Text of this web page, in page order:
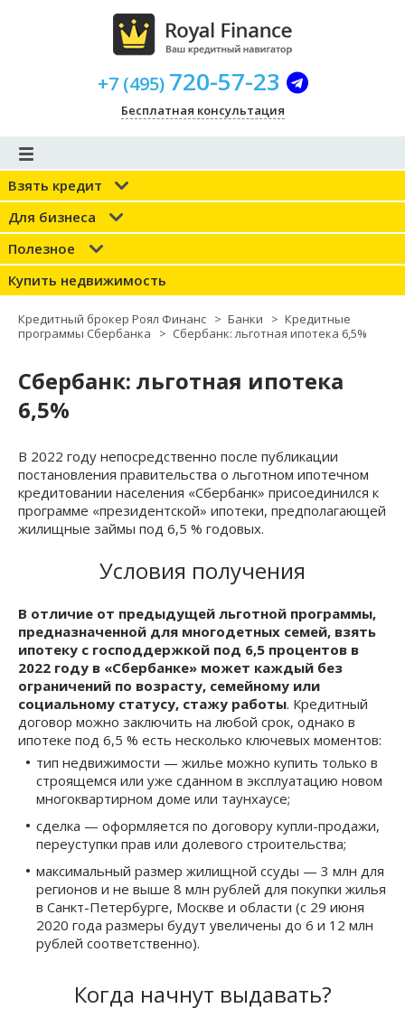
+7(495) 720-57-23
Бесплатная консультация
Взять кредит
Для бизнеса
Полезное
Купить недвижимость
Кредитный брокер Роял Финанс > Банки > Кредитные
программы Сбербанка
> Сбербанк: льготная ипотека 6,5%
Сбербанк: льготная ипотека
6,5%
В 2022 году непосредственно после публикации
постановления правительства о льготном ипотечном
кредитовании населения «Сбербанк» присоединился к
программе «президентской» ипотеки, предполагающей
жилищные займы под 6,5 % годовых.
Условия получения
В отличие от предыдущей льготной программы,
предназначенной для многодетных семей, взять
ипотеку с господдержкой под 6,5 процентов в
2022 году в «Сбербанке» может каждый без
ограничений по возрасту, семейному или
социальному статусу, стажу работы. Кредитный
договор можно заключить на любой срок, однако в
ипотеке под 6,5 % есть несколько ключевых моментов:
тип недвижимости — жилье можно купить только в
строящемся или уже сданном в эксплуатацию новом
многоквартирном доме или таунхаусе;
сделка — оформляется по договору купли-продажи,
переуступки прав или долевого строительства;
максимальный размер жилищной ссуды — 3 млн для
регионов и не выше 8 млн рублей для покупки жилья
в Санкт-Петербурге, Москве и области (с 29 июня
2020 года размеры будут увеличены до 6 и 12 млн
рублей соответственно).
Когда начнут выдавать?